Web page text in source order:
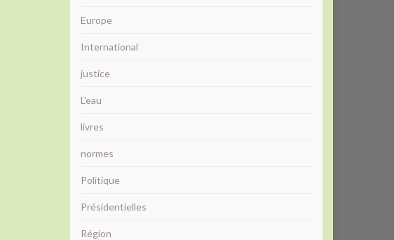
Europe
International
justice
L'eau
livres
normes
Politique
Présidentielles
Région